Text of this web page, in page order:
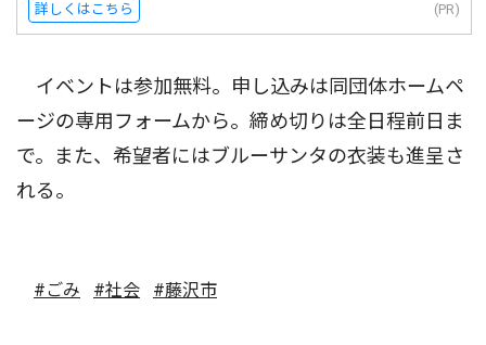
詳しくはこちら (PR)
イベントは参加無料。申し込みは同団体ホームペ
ージの専用フォームから。締め切りは全日程前日ま
で。また、希望者にはブルーサンタの衣装も進呈さ
れる。
#ごみ #社会 #藤沢市